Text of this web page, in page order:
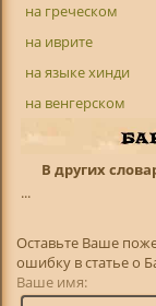
на греческом
на иврите
на языке хинди
на венгерском
В других
...
Оставьте Ваше
ошибку в статье о
Ваше имя: